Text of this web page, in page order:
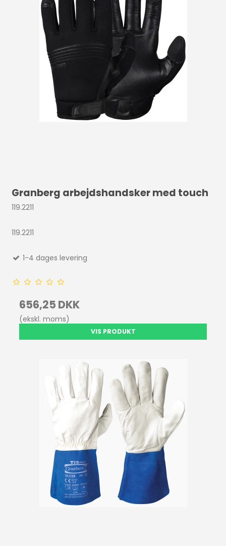
Granberg arbejdshandsker med touch
119.2211
119.2211
1-4 dages levering
656,25 DKK
(ekskl. moms)
VIS PRODUKT